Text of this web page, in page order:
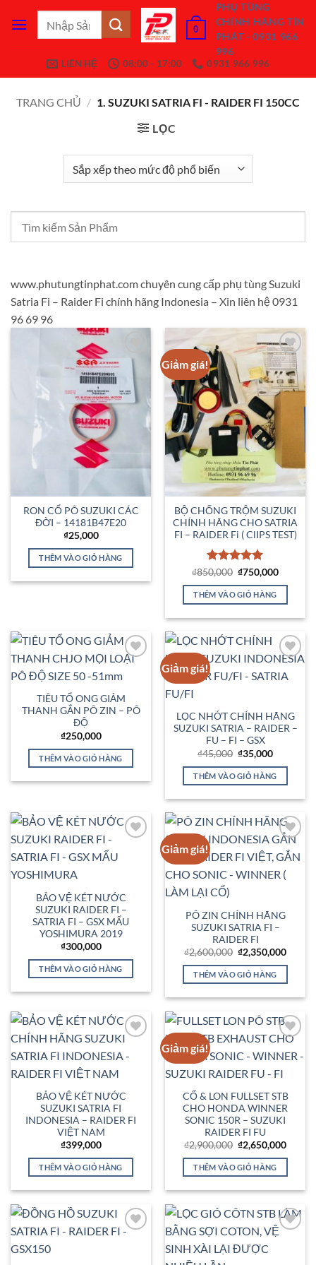
qua
0
PHỤ TÙNG
CHÍNH HÃNG TÍN
PHÁT - 0931 966
996
LIÊN HỆ
08:00 - 17:00 0931 966 996
TRANG CHỦ / 1. SUZUKI SATRIA FI - RAIDER FI 150CC
LỌC
www.phutungtinphat.com chuyên cung cấp phụ tùng Suzuki
Satria Fi – Raider Fi chính hãng Indonesia – Xin liên hệ 0931
96 69 96
Add to
Wishlist
RON CỔ PÔ SUZUKI CÁC
ĐỜI – 14181B47E20
₫25,000
THÊM VÀO GIỎ HÀNG
Giảm giá!
Add to
Wishlist
BỘ CHỐNG TRỘM SUZUKI
CHÍNH HÃNG CHO SATRIA
FI – RAIDER Fi ( ClIPS TEST)
Được xếp
hạng55
sao
₫850,000 Giá
là:
₫850,000.
₫750,000Giá
tại
THÊM VÀO GIỎ HÀNG
Add to
Wishlist
TIÊU TỔ ONG GIẢM
THANH GẮN PÔ ZIN – PÔ
ĐỘ
₫250,000
THÊM VÀO GIỎ HÀNG
Giảm giá!
Wishlist
LỌC NHỚT CHÍNH HÃNG
SUZUKI SATRIA – RAIDER –
FU – FI – GSX
₫45,000 Giá
là:
₫45,000.
₫35,000Giá
tại
là:
THÊM VÀO GIỎ HÀNG
Wishlist
BẢO VỆ KÉT NƯỚC
SUZUKI RAIDER FI –
SATRIA FI – GSX MẨU
YOSHIMURA 2019
₫300,000
THÊM VÀO GIỎ HÀNG
Giảm giá!
Add to
Wishlist
PÔ ZIN CHÍNH HÃNG
SUZUKI SATRIA FI –
RAIDER FI
₫2,600,000 Giá
gốc
là:
₫2,600,000.
₫2,350,000Giá
tại
THÊM VÀO GIỎ HÀNG
Wishlist
BẢO VỆ KÉT NƯỚC
SUZUKI SATRIA FI
INDONESIA – RAIDER FI
VIỆT NAM
₫399,000
THÊM VÀO GIỎ HÀNG
Giảm giá!
Wishlist
CỔ & LON FULLSET STB
CHO HONDA WINNER
SONIC 150R – SUZUKI
RAIDER FI FU
₫2,900,000 Giá
gốc
là:
₫2,900,000.
₫2,650,000Giá
tại
THÊM VÀO GIỎ HÀNG
Add to